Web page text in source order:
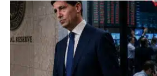
Kevin Warsh maintient sa